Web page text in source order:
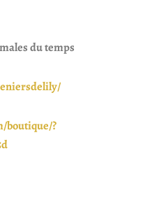
du temps
boutique/?